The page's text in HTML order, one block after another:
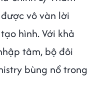
vô vàn lời
hình. Với khả
tâm, bộ đôi
bùng nổ trong